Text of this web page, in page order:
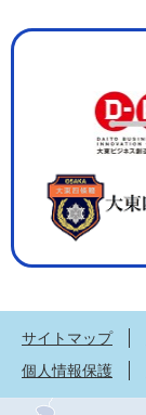
サイトマップ
個人情報保護